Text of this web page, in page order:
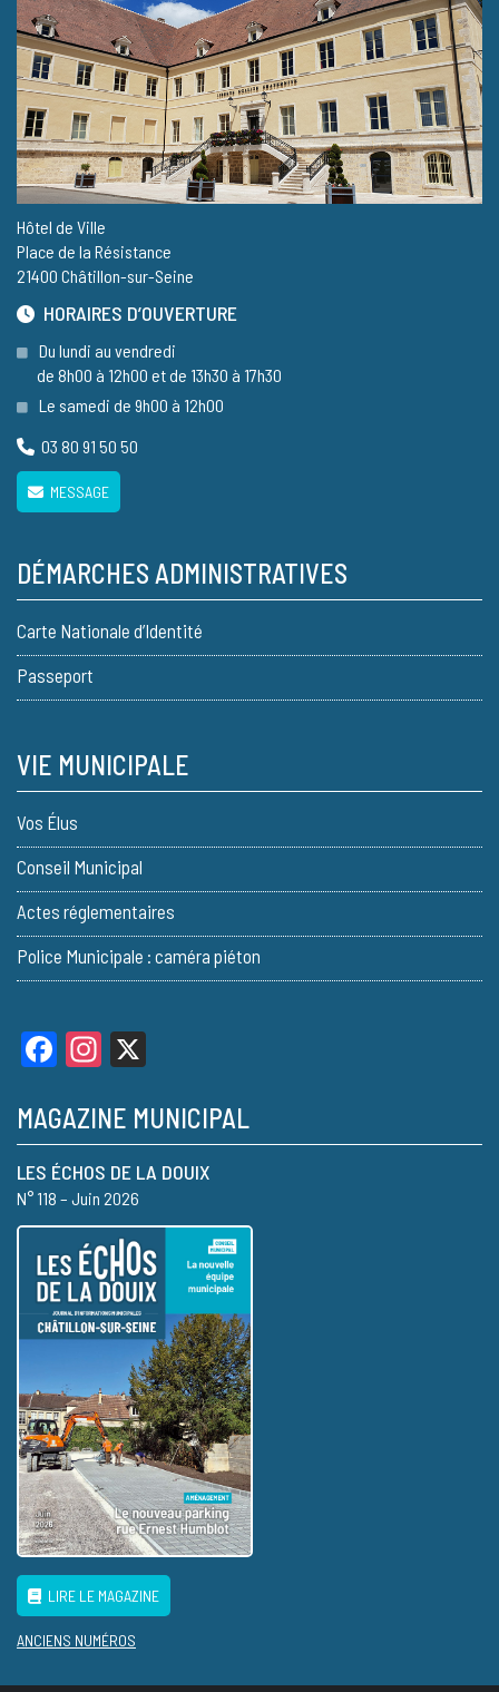
Hôtel de Ville
Place de la Résistance
21400 Châtillon-sur-Seine
HORAIRES D’OUVERTURE
Du lundi au vendredi
de 8h00 à 12h00 et de 13h30 à 17h30
Le samedi de 9h00 à 12h00
03 80 91 50 50
MESSAGE
DÉMARCHES ADMINISTRATIVES
Carte Nationale d’Identité
Passeport
VIE MUNICIPALE
Vos Élus
Conseil Municipal
Actes réglementaires
Police Municipale : caméra piéton
FacebookInstagram
MAGAZINE MUNICIPAL
LES ÉCHOS DE LA DOUIX
N° 118 – Juin 2026
LIRE LE MAGAZINE
ANCIENS NUMÉROS